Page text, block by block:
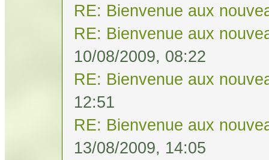
RE: Bienvenue aux
RE: Bienvenue aux
10/08/2009, 08:22
RE: Bienvenue aux
12:51
RE: Bienvenue aux
13/08/2009, 14:05